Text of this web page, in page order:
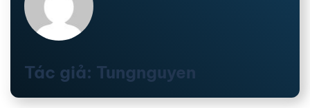
Tác giả: Tungnguyen